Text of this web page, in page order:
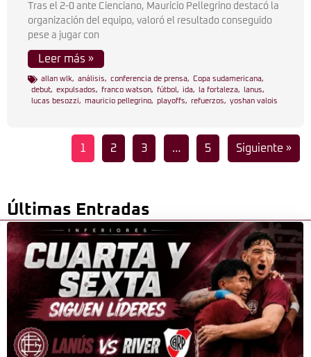
Tras el 2-0 ante Cienciano, Mauricio Pellegrino destacó la
organización del equipo, valoró el resultado conseguido
pese a jugar con
Leer más »
allan wlk, análisis, conferencia de prensa, Copa sudamericana,
debut, expulsados, franco watson, fútbol , ida, la fortaleza, lanus,
lucas besozzi, mauricio pellegrino, playoffs, refuerzos, yoshan valois
1 2 3 … 5 Siguiente »
Últimas Entradas